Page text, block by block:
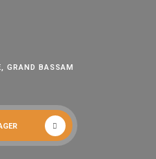
GRAND BASSAM